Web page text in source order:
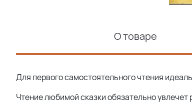
О товаре
Для первого самостоятельного чтения
Чтение любимой сказки обязательно увлечет